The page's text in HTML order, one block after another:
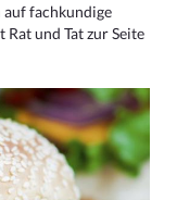
auf fachkundige
und Tat zur Seite